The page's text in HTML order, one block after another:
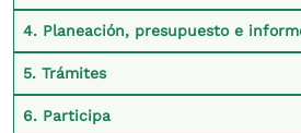
4. Planeación, presupuesto e
5. Trámites
6. Participa